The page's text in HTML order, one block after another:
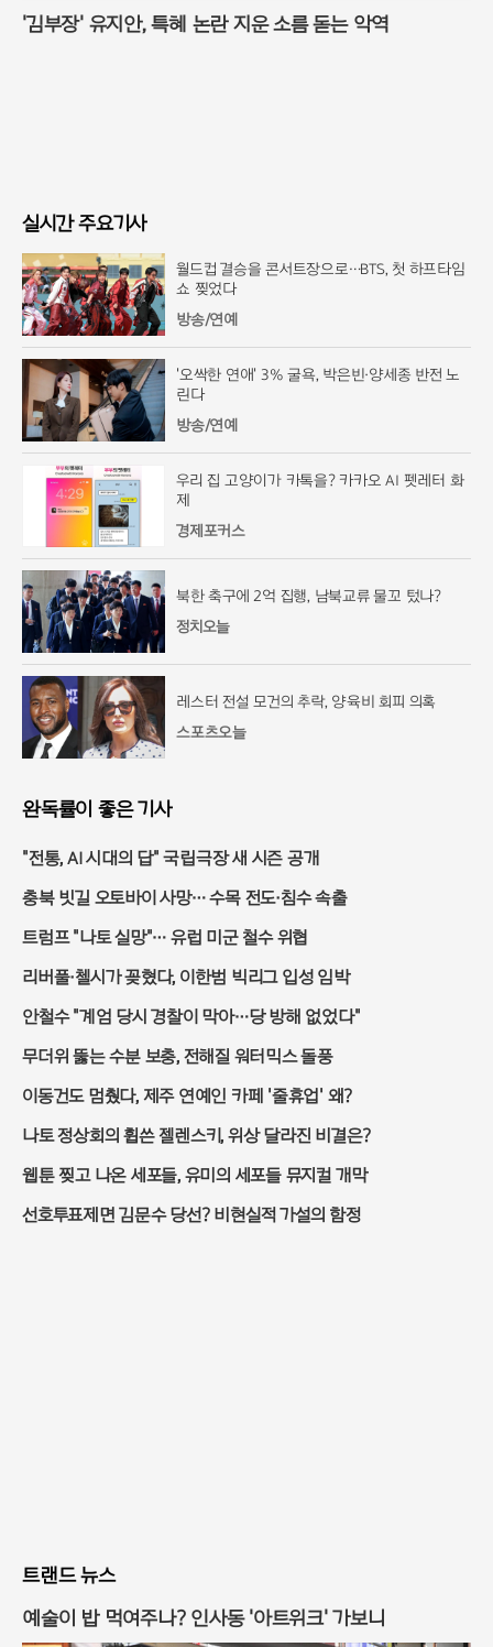
'김부장' 유지안, 특혜 논란 지운 소름 돋는 악역
실시간 주요기사
월드컵 결승을 콘서트장으로…BTS, 첫 하프타임
쇼 찢었다
방송/연예
'오싹한 연애' 3% 굴욕, 박은빈·양세종 반전 노
린다
방송/연예
우리 집 고양이가 카톡을? 카카오 AI 펫레터 화
제
경제포커스
북한 축구에 2억 집행, 남북교류 물꼬 텄나?
정치오늘
레스터 전설 모건의 추락, 양육비 회피 의혹
스포츠오늘
완독률이 좋은 기사
"전통, AI 시대의 답" 국립극장 새 시즌 공개
충북 빗길 오토바이 사망… 수목 전도·침수 속출
트럼프 "나토 실망"… 유럽 미군 철수 위협
리버풀·첼시가 꽂혔다, 이한범 빅리그 입성 임박
안철수 "계엄 당시 경찰이 막아…당 방해 없었다"
무더위 뚫는 수분 보충, 전해질 워터믹스 돌풍
이동건도 멈췄다, 제주 연예인 카페 '줄휴업' 왜?
나토 정상회의 휩쓴 젤렌스키, 위상 달라진 비결은?
웹툰 찢고 나온 세포들, 유미의 세포들 뮤지컬 개막
선호투표제면 김문수 당선? 비현실적 가설의 함정
트랜드 뉴스
예술이 밥 먹여주나? 인사동 '아트위크' 가보니